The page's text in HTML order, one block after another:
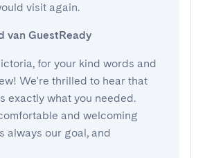
visit again.
van GuestReady
for your kind words and
We're thrilled to hear that
exactly what you needed.
and welcoming
always our goal, and